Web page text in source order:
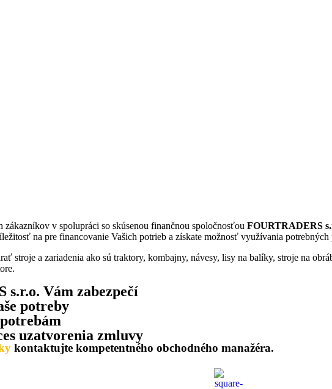
zákazníkov v spolupráci so skúsenou finančnou spoločnosťou FOURTRADERS
na pre financovanie Vašich potrieb a získate možnosť využívania
stroje a zariadenia ako sú traktory, kombajny, návesy, lisy na balíky, stroje na
s.r.o. Vám zabezpečí
potreby
uzatvorenia zmluvy
kontaktujte kompetentného obchodného manažéra.